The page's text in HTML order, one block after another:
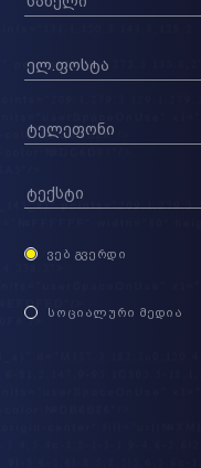
ᲕᲔᲑ ᲒᲕᲔᲠᲓᲘ
ᲡᲝᲪᲘᲐᲚᲣᲠᲘ ᲛᲔᲓᲘᲐ